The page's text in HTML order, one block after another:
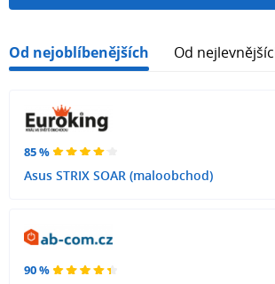
Od nejoblíbenějších Od
85 %
Asus STRIX SOAR (maloobchod)
90 %